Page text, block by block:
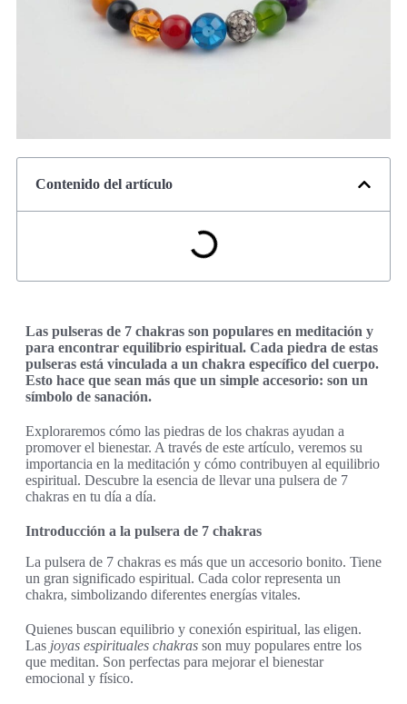
Contenido del artículo
Las pulseras de 7 chakras son populares en meditación y
para encontrar equilibrio espiritual. Cada piedra de estas
pulseras está vinculada a un chakra específico del cuerpo.
Esto hace que sean más que un simple accesorio: son un
símbolo de sanación.
Exploraremos cómo las piedras de los chakras ayudan a
promover el bienestar. A través de este artículo, veremos su
importancia en la meditación y cómo contribuyen al equilibrio
espiritual. Descubre la esencia de llevar una pulsera de 7
chakras en tu día a día.
Introducción a la pulsera de 7 chakras
La pulsera de 7 chakras es más que un accesorio bonito. Tiene
un gran significado espiritual. Cada color representa un
chakra, simbolizando diferentes energías vitales.
Quienes buscan equilibrio y conexión espiritual, las eligen.
Las joyas espirituales chakras son muy populares entre los
que meditan. Son perfectas para mejorar el bienestar
emocional y físico.